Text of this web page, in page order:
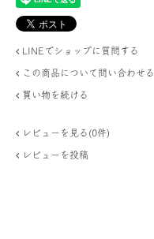
LINEでショップに質問する
この商品について問い合わせる
買い物を続ける
レビューを見る(0件)
レビューを投稿